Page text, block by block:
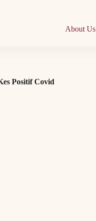
About Us
Positif Covid